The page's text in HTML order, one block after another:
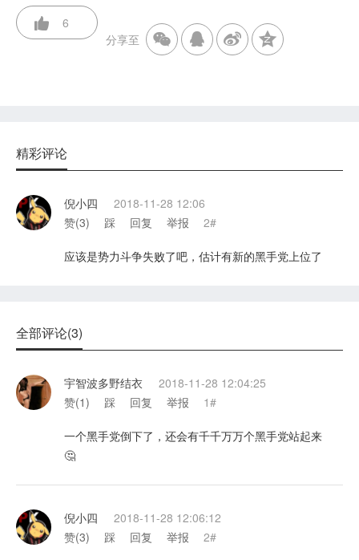
6
分享至
精彩评论
倪小四
2018-11-28 12:06
赞(3) 踩 回复 举报 2#
应该是势力斗争失败了吧，估计有新的黑手党上位了
全部评论(3)
宇智波多野结衣
2018-11-28 12:04:25
赞(1) 踩 回复 举报 1#
一个黑手党倒下了，还会有千千万万个黑手党站起来
🤔
倪小四
2018-11-28 12:06:12
赞(3) 踩 回复 举报 2#